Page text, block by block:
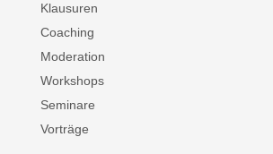
Klausuren
Coaching
Moderation
Workshops
Seminare
Vorträge